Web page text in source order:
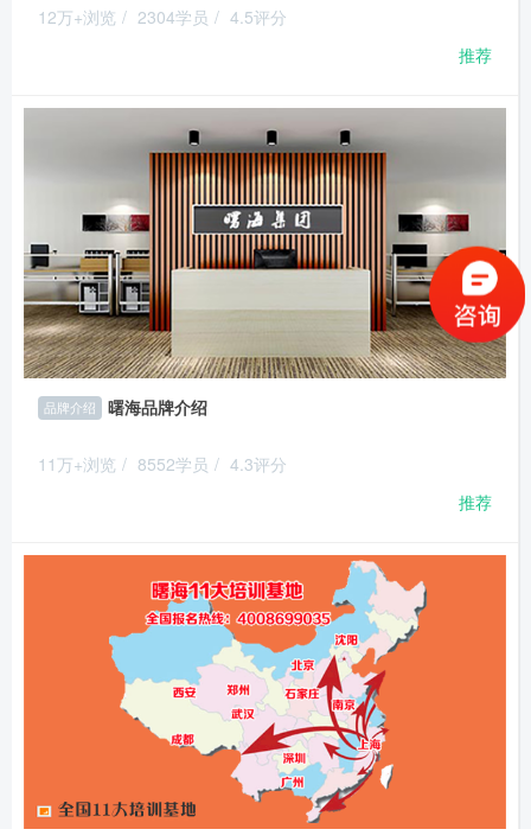
12万+浏览 / 2304学员 / 4.5评分
推荐
品牌介绍 曙海品牌介绍
11万+浏览 / 8552学员 / 4.3评分
推荐